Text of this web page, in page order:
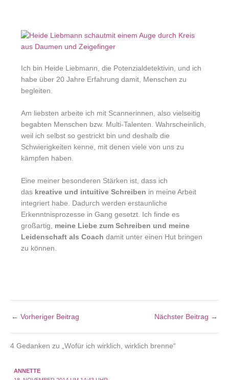
Ich bin Heide Liebmann, die Potenzialdetektivin, und ich
habe über 20 Jahre Erfahrung damit, Menschen zu
begleiten.
Am liebsten arbeite ich mit Scannerinnen, also vielseitig
begabten Menschen bzw. Multi-Talenten. Wahrscheinlich,
weil ich selbst so gestrickt bin und deshalb die
Schwierigkeiten kenne, mit denen viele von uns zu
kämpfen haben.
Eine meiner besonderen Stärken ist, dass ich
das kreative und intuitive Schreiben in meine Arbeit
integriert habe. Dadurch werden erstaunliche
Erkenntnisprozesse in Gang gesetzt. Ich finde es
großartig, meine Liebe zum Schreiben und meine
Leidenschaft als Coach damit unter einen Hut bringen
zu können.
← Vorheriger Beitrag Nächster Beitrag →
4 Gedanken zu „Wofür ich wirklich, wirklich brenne“
ANNETTE